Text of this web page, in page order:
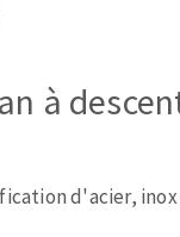
et papier
et patins
ABRASIFS
à
d'acier,